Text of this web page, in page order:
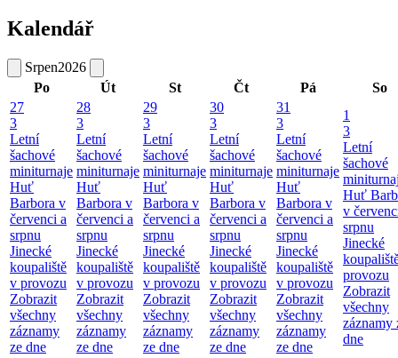
Kalendář
Srpen2026
Po
Út St Čt Pá
So
27
3
Letní
šachové
miniturnaje
Huť
Barbora v
červenci a
srpnu
Jinecké
koupaliště
v provozu
Zobrazit
všechny
záznamy
ze dne
28
3
Letní
šachové
miniturnaje
Huť
Barbora v
červenci a
srpnu
Jinecké
koupaliště
v provozu
Zobrazit
všechny
záznamy
ze dne
29
3
Letní
šachové
miniturnaje
Huť
Barbora v
červenci a
srpnu
Jinecké
koupaliště
v provozu
Zobrazit
všechny
záznamy
ze dne
30
3
Letní
šachové
miniturnaje
Huť
Barbora v
červenci a
srpnu
Jinecké
koupaliště
v provozu
Zobrazit
všechny
záznamy
ze dne
31
3
Letní
šachové
miniturnaje
Huť
Barbora v
červenci a
srpnu
Jinecké
koupaliště
v provozu
Zobrazit
všechny
záznamy
ze dne
1
3
Letní
šachové
Huť
v
srpnu
Jinecké
provozu
Zobrazit
všechny
záznamy
dne